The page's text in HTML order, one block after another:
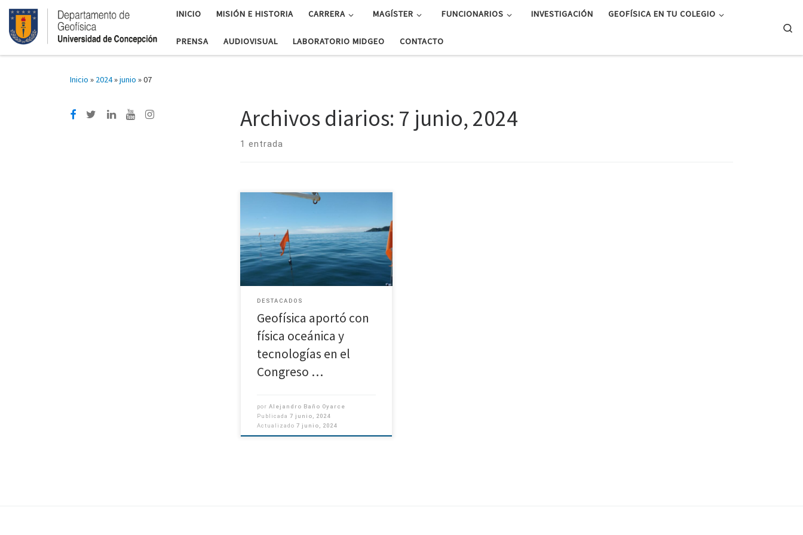
INICIO MISIÓN E HISTORIA CARRERA MAGÍSTER FUNCIONARIOS INVESTIGACIÓN GEOFÍSICA EN TU COLEGIO
PRENSA AUDIOVISUAL LABORATORIO MIDGEO CONTACTO
Inicio » 2024»junio »07
Archivos diarios: 7 junio, 2024
1 entrada
conocimiento científico realizaron
estudiantes de magíster, geofísicos y
académicos del Departamento de
Geofísica de la Universidad de
Concepción en el 43° […]
DESTACADOS
Geofísica aportó con
física oceánica y
tecnologías en el
Congreso …
porAlejandro Baño Oyarce
Publicada7 junio, 2024
Actualizado7 junio, 2024